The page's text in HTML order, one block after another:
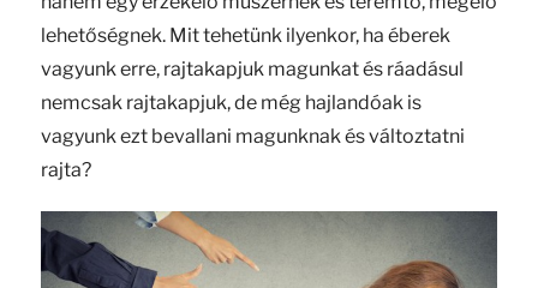
lehetőségnek. Mit tehetünk ilyenkor, ha éberek
vagyunk erre, rajtakapjuk magunkat és ráadásul
nemcsak rajtakapjuk, de még hajlandóak is
vagyunk ezt bevallani magunknak és változtatni
rajta?